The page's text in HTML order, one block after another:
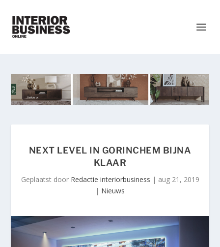
NEXT LEVEL IN GORINCHEM BIJNA
KLAAR
Geplaatst door Redactie interiorbusiness | aug 21, 2019
| Nieuws